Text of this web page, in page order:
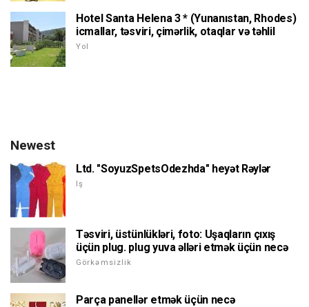
Hotel Santa Helena 3 * (Yunanıstan, Rhodes)
icmallar, təsviri, çimərlik, otaqlar və təhlil
Yol
Newest
Ltd. "SoyuzSpetsOdezhda" heyət Rəylər
Iş
Təsviri, üstünlükləri, foto: Uşaqların çıxış
üçün plug. plug yuva əlləri etmək üçün necə
Görkəmsizlik
Parça panellər etmək üçün necə